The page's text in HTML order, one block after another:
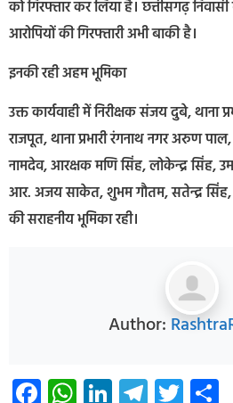
को गिरफ्तार कर लिया है। छत्तीसगढ़
आरोपियों की गिरफ्तारी अभी बाकी है।
इनकी रही अहम भूमिका
उक्त कार्यवाही में निरीक्षक संजय दुबे, थाना
राजपूत, थाना प्रभारी रंगनाथ नगर अरुण
नामदेव, आरक्षक मणि सिंह, लोकेन्द्र सिंह,
आर. अजय साकेत, शुभम गौतम, सतेन्द्र सिंह,
की सराहनीय भूमिका रही।
Author:
Facebook
WhatsApp
LinkedIn